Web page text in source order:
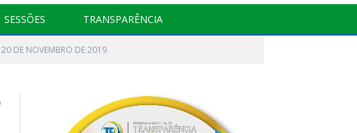
SESSÕES TRANSPARÊNCIA
DE NOVEMBRO DE 2019